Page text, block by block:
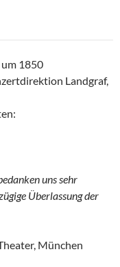
1850
Landgraf,
uns sehr
Überlassung der
München